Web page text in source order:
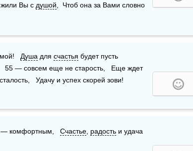
жили Вы с душой ,  Чтоб она за Вами словно
мой! Душа для счастья будет пусть
55 — совсем еще не старость,   Еще ждет
Удачу и успех скорей зови!
— комфортным, Счастье радость и удача